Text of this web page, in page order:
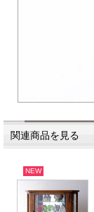
関連商品を見る
NEW